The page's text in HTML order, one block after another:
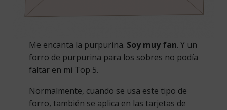
Me encanta la purpurina. Soy muy fan. Y un
forro de purpurina para los sobres no podía
faltar en mi Top 5.
Normalmente, cuando se usa este tipo de
forro, también se aplica en las tarjetas de